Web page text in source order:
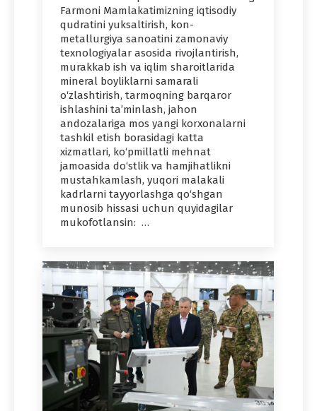
Farmoni Mamlakatimizning iqtisodiy
qudratini yuksaltirish, kon-
metallurgiya sanoatini zamonaviy
texnologiyalar asosida rivojlantirish,
murakkab ish va iqlim sharoitlarida
mineral boyliklarni samarali
o‘zlashtirish, tarmoqning barqaror
ishlashini ta’minlash, jahon
andozalariga mos yangi korxonalarni
tashkil etish borasidagi katta
xizmatlari, ko‘pmillatli mehnat
jamoasida do‘stlik va hamjihatlikni
mustahkamlash, yuqori malakali
kadrlarni tayyorlashga qo‘shgan
munosib hissasi uchun quyidagilar
mukofotlansin: …